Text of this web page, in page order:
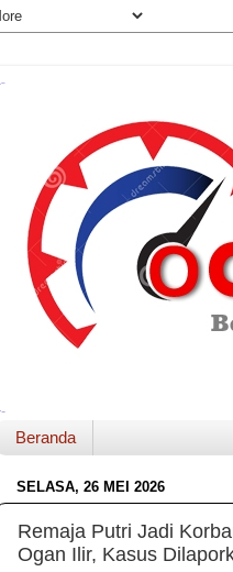
Beranda
SELASA, 26 MEI 2026
Remaja Putri Jadi
Ogan Ilir, Kasus